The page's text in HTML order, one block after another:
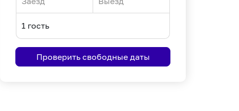
forward
interact
with
interact
with
Проверить свободные даты